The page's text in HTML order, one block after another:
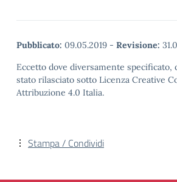
Pubblicato: 09.05.2019 - Revisione:
Eccetto dove diversamente specificato,
stato rilasciato sotto Licenza Creative
Attribuzione 4.0 Italia.
Stampa / Condividi